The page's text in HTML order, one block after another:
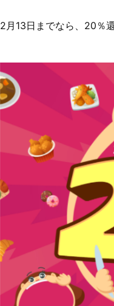
2月13日までなら、20％